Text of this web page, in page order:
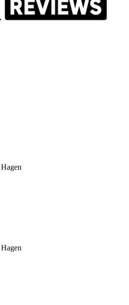
Hagen
Hagen